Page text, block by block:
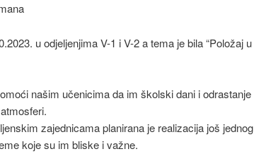
u odjeljenjima V-1 i V-2 a tema je bila “Položaj u
našim učenicima da im školski dani i odrastanje
zajednicama planirana je realizacija još jednog
koje su im bliske i važne.